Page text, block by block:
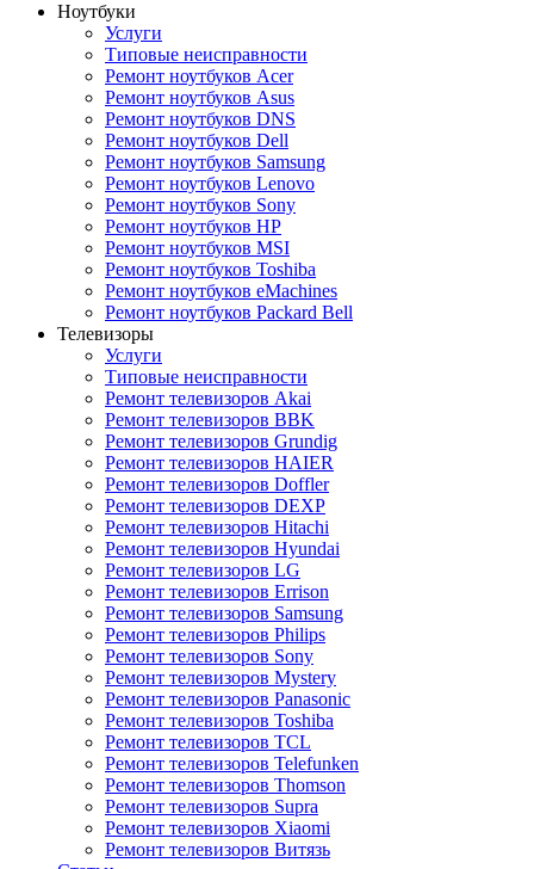
Ноутбуки
Услуги
Типовые неисправности
Ремонт ноутбуков Acer
Ремонт ноутбуков Asus
Ремонт ноутбуков DNS
Ремонт ноутбуков Dell
Ремонт ноутбуков Samsung
Ремонт ноутбуков Lenovo
Ремонт ноутбуков Sony
Ремонт ноутбуков HP
Ремонт ноутбуков MSI
Ремонт ноутбуков Toshiba
Ремонт ноутбуков eMachines
Ремонт ноутбуков Packard Bell
Телевизоры
Услуги
Типовые неисправности
Ремонт телевизоров Akai
Ремонт телевизоров BBK
Ремонт телевизоров Grundig
Ремонт телевизоров HAIER
Ремонт телевизоров Doffler
Ремонт телевизоров DEXP
Ремонт телевизоров Hitachi
Ремонт телевизоров Hyundai
Ремонт телевизоров LG
Ремонт телевизоров Errison
Ремонт телевизоров Samsung
Ремонт телевизоров Philips
Ремонт телевизоров Sony
Ремонт телевизоров Mystery
Ремонт телевизоров Panasonic
Ремонт телевизоров Toshiba
Ремонт телевизоров TCL
Ремонт телевизоров Telefunken
Ремонт телевизоров Thomson
Ремонт телевизоров Supra
Ремонт телевизоров Xiaomi
Ремонт телевизоров Витязь